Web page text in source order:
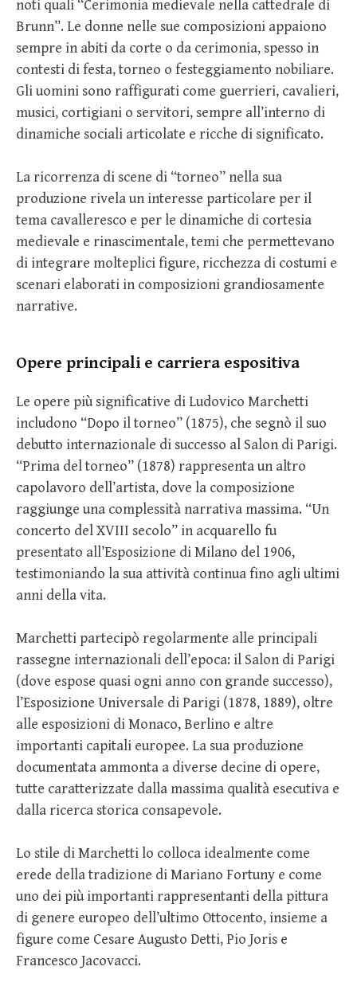
noti quali “Cerimonia medievale nella cattedrale di
Brunn”. Le donne nelle sue composizioni appaiono
sempre in abiti da corte o da cerimonia, spesso in
contesti di festa, torneo o festeggiamento nobiliare.
Gli uomini sono raffigurati come guerrieri, cavalieri,
musici, cortigiani o servitori, sempre all’interno di
dinamiche sociali articolate e ricche di significato.
La ricorrenza di scene di “torneo” nella sua
produzione rivela un interesse particolare per il
tema cavalleresco e per le dinamiche di cortesia
medievale e rinascimentale, temi che permettevano
di integrare molteplici figure, ricchezza di costumi e
scenari elaborati in composizioni grandiosamente
narrative.
Opere principali e carriera espositiva
Le opere più significative di Ludovico Marchetti
includono “Dopo il torneo” (1875), che segnò il suo
debutto internazionale di successo al Salon di Parigi.
“Prima del torneo” (1878) rappresenta un altro
capolavoro dell’artista, dove la composizione
raggiunge una complessità narrativa massima. “Un
concerto del XVIII secolo” in acquarello fu
presentato all’Esposizione di Milano del 1906,
testimoniando la sua attività continua fino agli ultimi
anni della vita.
Marchetti partecipò regolarmente alle principali
rassegne internazionali dell’epoca: il Salon di Parigi
(dove espose quasi ogni anno con grande successo),
l’Esposizione Universale di Parigi (1878, 1889), oltre
alle esposizioni di Monaco, Berlino e altre
importanti capitali europee. La sua produzione
documentata ammonta a diverse decine di opere,
tutte caratterizzate dalla massima qualità esecutiva e
dalla ricerca storica consapevole.
Lo stile di Marchetti lo colloca idealmente come
erede della tradizione di Mariano Fortuny e come
uno dei più importanti rappresentanti della pittura
di genere europeo dell’ultimo Ottocento, insieme a
figure come Cesare Augusto Detti, Pio Joris e
Francesco Jacovacci.